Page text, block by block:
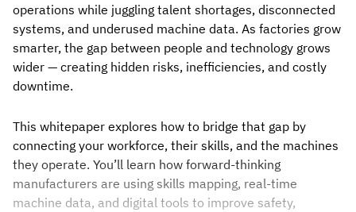
operations while juggling talent shortages, disconnected
systems, and underused machine data. As factories grow
smarter, the gap between people and technology grows
wider — creating hidden risks, inefficiencies, and costly
downtime.
This whitepaper explores how to bridge that gap by
connecting your workforce, their skills, and the machines
they operate. You’ll learn how forward-thinking
manufacturers are using skills mapping, real-time
machine data, and digital tools to improve safety,